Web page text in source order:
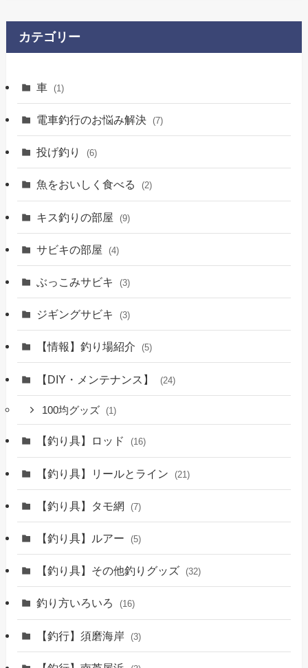
イ
ブ
カテゴリー
車 (1)
電車釣行のお悩み解決 (7)
投げ釣り (6)
魚をおいしく食べる (2)
キス釣りの部屋 (9)
サビキの部屋 (4)
ぶっこみサビキ (3)
ジギングサビキ (3)
【情報】釣り場紹介 (5)
【DIY・メンテナンス】 (24)
100均グッズ (1)
【釣り具】ロッド (16)
【釣り具】リールとライン (21)
【釣り具】タモ網 (7)
【釣り具】ルアー (5)
【釣り具】その他釣りグッズ (32)
釣り方いろいろ (16)
【釣行】須磨海岸 (3)